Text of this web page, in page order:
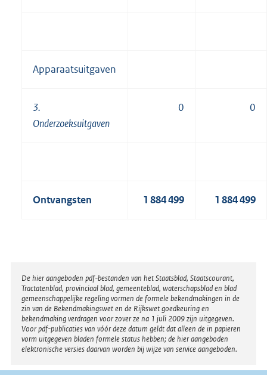
Apparaatsuitgaven
3.
Onderzoeksuitgaven
0 0
Ontvangsten 1 884 499 1 884 499
Disclaimer
De hier aangeboden pdf-bestanden van het Staatsblad, Staatscourant,
Tractatenblad, provinciaal blad, gemeenteblad, waterschapsblad en blad
gemeenschappelijke regeling vormen de formele bekendmakingen in de
zin van de Bekendmakingswet en de Rijkswet goedkeuring en
bekendmaking verdragen voor zover ze na 1 juli 2009 zijn uitgegeven.
Voor pdf-publicaties van vóór deze datum geldt dat alleen de in papieren
vorm uitgegeven bladen formele status hebben; de hier aangeboden
elektronische versies daarvan worden bij wijze van service aangeboden.